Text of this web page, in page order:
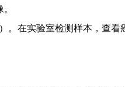
在实验室检测样本，查看